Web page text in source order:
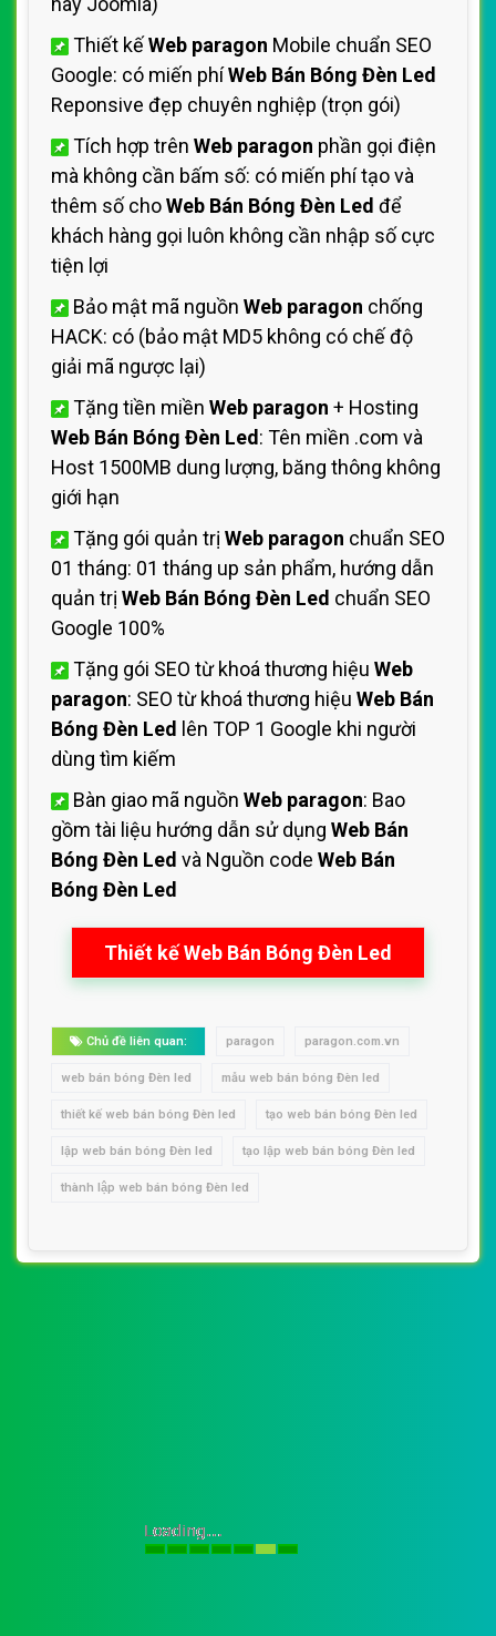
Thiết kếWeb paragon Mobile chuẩn SEO
Google: có miến phíWeb Bán Bóng Đèn Led
Reponsive đẹp chuyên nghiệp (trọn gói)
Tích hợp trên Web paragon phần gọi điện
mà không cần bấm số: có miến phí tạo và
thêm số choWeb Bán Bóng Đèn Led để
khách hàng gọi luôn không cần nhập số cực
tiện lợi
Bảo mật mã nguồn Web paragon chống
HACK: có (bảo mật MD5 không có chế độ
giải mã ngược lại)
Tặng tiền miền Web paragon + Hosting
Web Bán Bóng Đèn Led : Tên miền .com và
Host 1500MB dung lượng, băng thông không
giới hạn
Tặng gói quản trị Web paragon chuẩn SEO
01 tháng: 01 tháng up sản phẩm, hướng dẫn
quản trị Web Bán Bóng Đèn Led chuẩn SEO
Google 100%
Tặng gói SEO từ khoá thương hiệu Web
paragon: SEO từ khoá thương hiệu Web Bán
Bóng Đèn Led
lên TOP 1 Google khi người
dùng tìm kiếm
Bàn giao mã nguồn Web paragon: Bao
gồm tài liệu hướng dẫn sử dụng Web Bán
Bóng Đèn Led và Nguồn code Web Bán
Bóng Đèn Led
Thiết kế Web Bán Bóng Đèn Led
Chủ đề liên quan: paragon paragon.com.vn
web bán bóng Đèn led mẫu web bán bóng Đèn led
thiết kế web bán bóng Đèn led tạo web bán bóng Đèn led
lập web bán bóng Đèn led tạo lập web bán bóng Đèn led
thành lập web bán bóng Đèn led